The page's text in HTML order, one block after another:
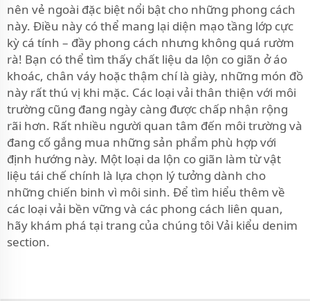
nên vẻ ngoài đặc biệt nổi bật cho những phong cách
này. Điều này có thể mang lại diện mạo tầng lớp cực
kỳ cá tính – đầy phong cách nhưng không quá rườm
rà! Bạn có thể tìm thấy chất liệu da lộn co giãn ở áo
khoác, chân váy hoặc thậm chí là giày, những món đồ
này rất thú vị khi mặc. Các loại vải thân thiện với môi
trường cũng đang ngày càng được chấp nhận rộng
rãi hơn. Rất nhiều người quan tâm đến môi trường và
đang cố gắng mua những sản phẩm phù hợp với
định hướng này. Một loại da lộn co giãn làm từ vật
liệu tái chế chính là lựa chọn lý tưởng dành cho
những chiến binh vì môi sinh. Để tìm hiểu thêm về
các loại vải bền vững và các phong cách liên quan,
hãy khám phá tại trang của chúng tôi Vải kiểu denim
section.